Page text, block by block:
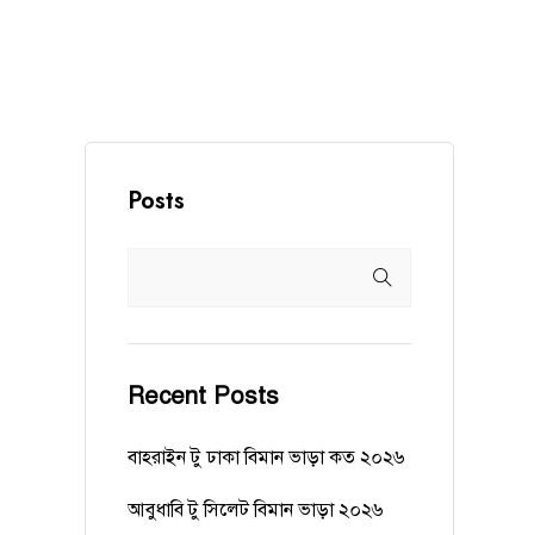
Posts
Recent Posts
বাহরাইন টু ঢাকা বিমান ভাড়া কত ২০২৬
আবুধাবি টু সিলেট বিমান ভাড়া ২০২৬